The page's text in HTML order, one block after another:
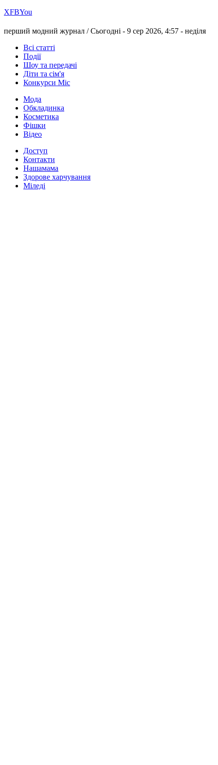
ХFBYou
перший модний журнал /Сьогодні - 9 сер 2026, 4:57 - неділя
Всі статті
Події
Шоу та передачі
Діти та сім'я
Конкурси Міс
Мода
Обкладинка
Косметика
Фішки
Відео
Доступ
Контакти
Нашамама
Здорове харчування
Міледі